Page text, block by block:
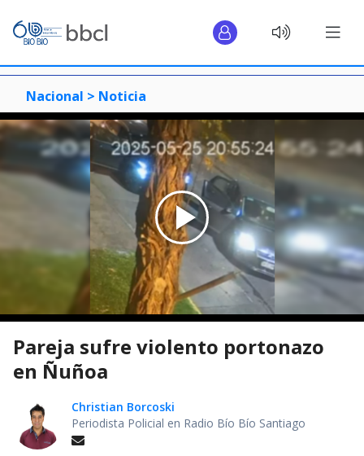
Nacional > Noticia
Pareja sufre violento portonazo
en Ñuñoa
Christian Borcoski
Periodista Policial en Radio Bío Bío Santiago